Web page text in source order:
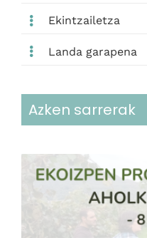
Ekintzailetza
Landa garapena
Azken sarrerak